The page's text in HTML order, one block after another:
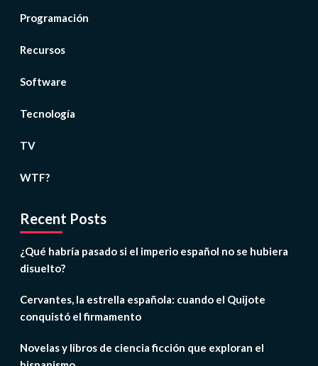
Programación
Recursos
Software
Tecnología
TV
WTF?
Recent Posts
¿Qué habría pasado si el imperio español no se hubiera
disuelto?
Cervantes, la estrella española: cuando el Quijote
conquistó el firmamento
Novelas y libros de ciencia ficción que exploran el